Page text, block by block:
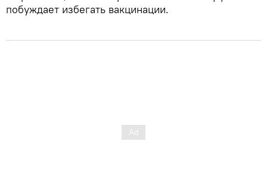
побуждает избегать вакцинации.